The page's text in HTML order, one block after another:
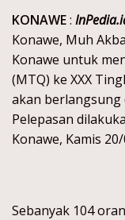
KONAWE:
Konawe, Muh
Konawe untuk
(MTQ) ke XXX
akan berlangsung
Pelepasan
Konawe, Kamis
Sebanyak 104